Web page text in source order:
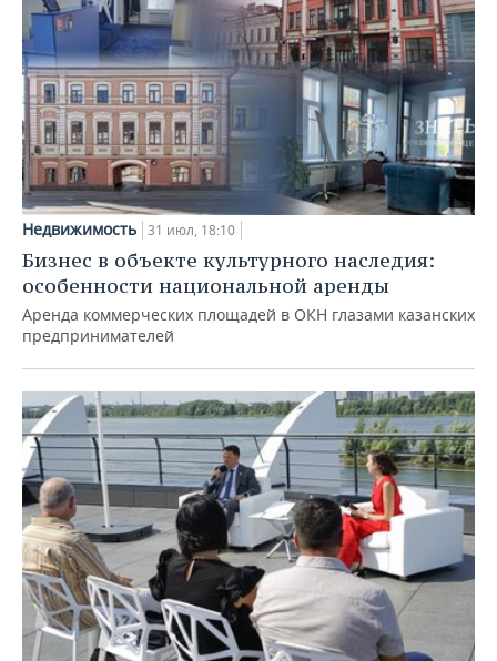
Недвижимость 31 июл, 18:10
Бизнес в объекте культурного наследия:
особенности национальной аренды
Аренда коммерческих площадей в ОКН глазами казанских
предпринимателей